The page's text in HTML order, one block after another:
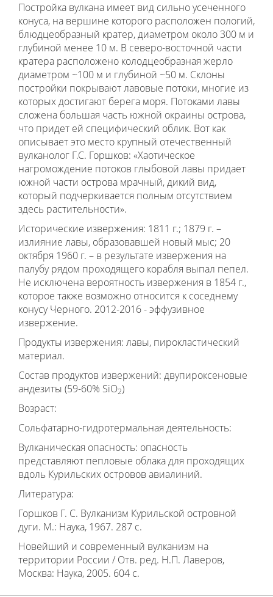
Постройка вулкана имеет вид сильно усеченного
конуса, на вершине которого расположен пологий,
блюдцеобразный кратер, диаметром около 300 м и
глубиной менее 10 м. В северо-восточной части
кратера расположено колодцеобразная жерло
диаметром ~100 м и глубиной ~50 м. Склоны
постройки покрывают лавовые потоки, многие из
которых достигают берега моря. Потоками лавы
сложена большая часть южной окраины острова,
что придет ей специфический облик. Вот как
описывает это место крупный отечественный
вулканолог Г.С. Горшков: «Хаотическое
нагромождение потоков глыбовой лавы придает
южной части острова мрачный, дикий вид,
который подчеркивается полным отсутствием
здесь растительности».
Исторические извержения: 1811 г.; 1879 г. –
излияние лавы, образовавшей новый мыс; 20
октября 1960 г. – в результате извержения на
палубу рядом проходящего корабля выпал пепел.
Не исключена вероятность извержения в 1854 г.,
которое также возможно относится к соседнему
конусу Черного. 2012-2016 - эффузивное
извержение.
Продукты извержения: лавы, пирокластический
материал.
Состав продуктов извержений: двупироксеновые
андезиты (59-60% SiO2)
Возраст:
Сольфатарно-гидротермальная деятельность:
Вулканическая опасность: опасность
представляют пепловые облака для проходящих
вдоль Курильских островов авиалиний.
Литература:
Горшков Г. С. Вулканизм Курильской островной
дуги. М.: Наука, 1967. 287 с.
Новейший и современный вулканизм на
территории России / Отв. ред. Н.П. Лаверов,
Москва: Наука, 2005. 604 с.